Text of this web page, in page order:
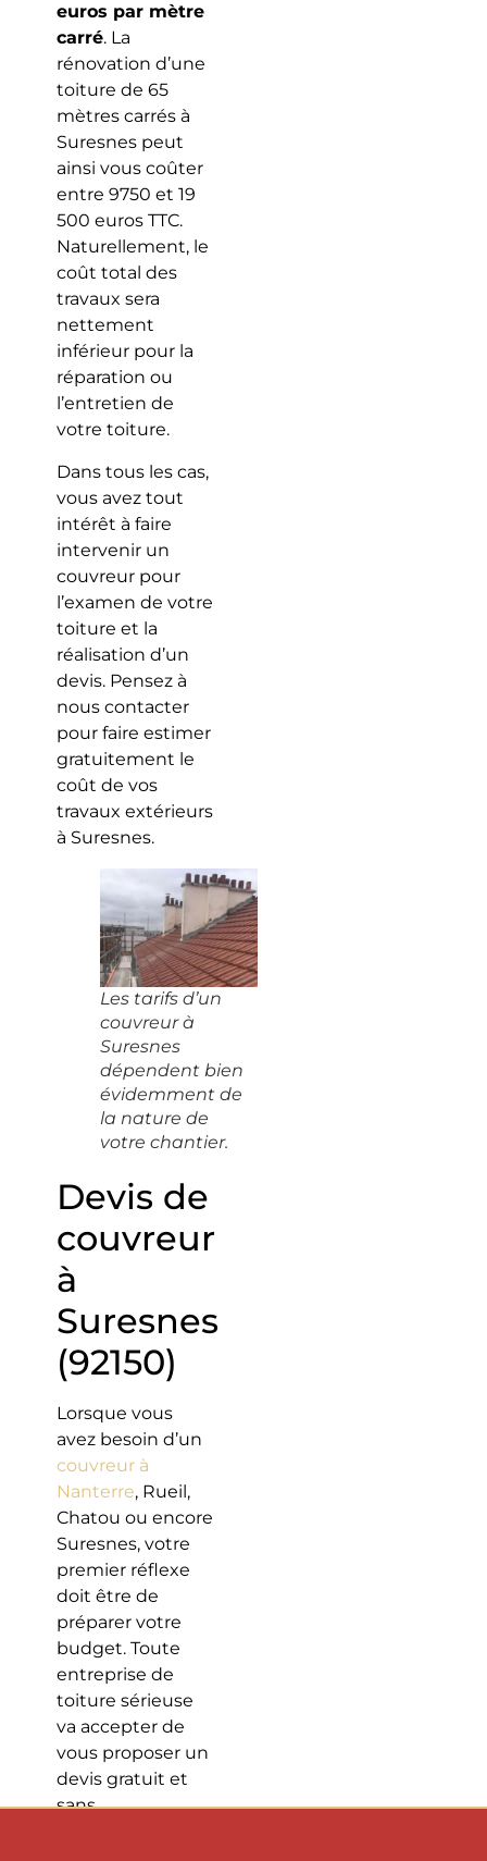
euros par mètre
carré. La
rénovation d’une
toiture de 65
mètres carrés à
Suresnes peut
ainsi vous coûter
entre 9750 et 19
500 euros TTC.
Naturellement, le
coût total des
travaux sera
nettement
inférieur pour la
réparation ou
l’entretien de
votre toiture.
Dans tous les cas,
vous avez tout
intérêt à faire
intervenir un
couvreur pour
l’examen de votre
toiture et la
réalisation d’un
devis. Pensez à
nous contacter
pour faire estimer
gratuitement le
coût de vos
travaux extérieurs
à Suresnes.
Les tarifs d’un
couvreur à
Suresnes
dépendent bien
évidemment de
la nature de
votre chantier.
Devis de
couvreur
à
Suresnes
(92150)
Lorsque vous
avez besoin d’un
couvreur à
Nanterre, Rueil,
Chatou ou encore
Suresnes, votre
premier réflexe
doit être de
préparer votre
budget. Toute
entreprise de
toiture sérieuse
va accepter de
vous proposer un
devis gratuit et
sans